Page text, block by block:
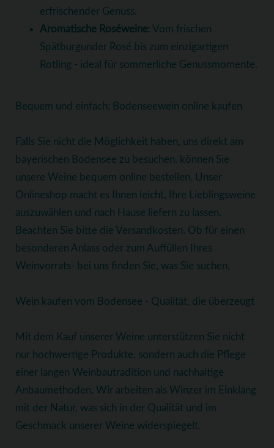
erfrischender Genuss.
Aromatische Roséweine: Vom frischen
Spätburgunder Rosé bis zum einzigartigen
Rotling - ideal für sommerliche Genussmomente.
Bequem und einfach: Bodenseewein online kaufen
Falls Sie nicht die Möglichkeit haben, uns direkt am
bayerischen Bodensee zu besuchen, können Sie
unsere Weine bequem online bestellen. Unser
Onlineshop macht es Ihnen leicht, Ihre Lieblingsweine
auszuwählen und nach Hause liefern zu lassen.
Beachten Sie bitte die Versandkosten. Ob für einen
besonderen Anlass oder zum Auffüllen Ihres
Weinvorrats- bei uns finden Sie, was Sie suchen.
Wein kaufen vom Bodensee - Qualität, die überzeugt
Mit dem Kauf unserer Weine unterstützen Sie nicht
nur hochwertige Produkte, sondern auch die Pflege
einer langen Weinbautradition und nachhaltige
Anbaumethoden. Wir arbeiten als Winzer im Einklang
mit der Natur, was sich in der Qualität und im
Geschmack unserer Weine widerspiegelt.